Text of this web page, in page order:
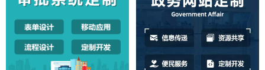
制，搭建各类审批流程以及业务
流程；系统具有强大的安全管理
执行力”。